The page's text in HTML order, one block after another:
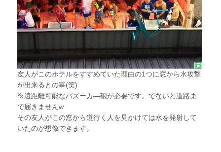
友人がこのホテルをすすめていた理由の1つに窓から水攻撃
が出来るとの事(笑)
※遠距離可能なバズーカ―砲が必要です。でないと道路ま
で届きませんw
その友人がこの窓から道行く人を見かけては水を発射して
いたのが想像できます。